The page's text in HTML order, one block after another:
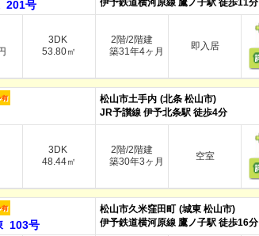
201号
伊予鉄道横河原線 鷹ノ子駅 徒歩11分
3DK
53.80㎡
2階/2階建
築31年4ヶ月
即入居
松山市土手内 (北条 松山市)
JR予讃線 伊予北条駅 徒歩4分
3DK
48.44㎡
2階/2階建
築30年3ヶ月
空室
103号
松山市久米窪田町 (城東 松山市)
伊予鉄道横河原線 鷹ノ子駅 徒歩16分